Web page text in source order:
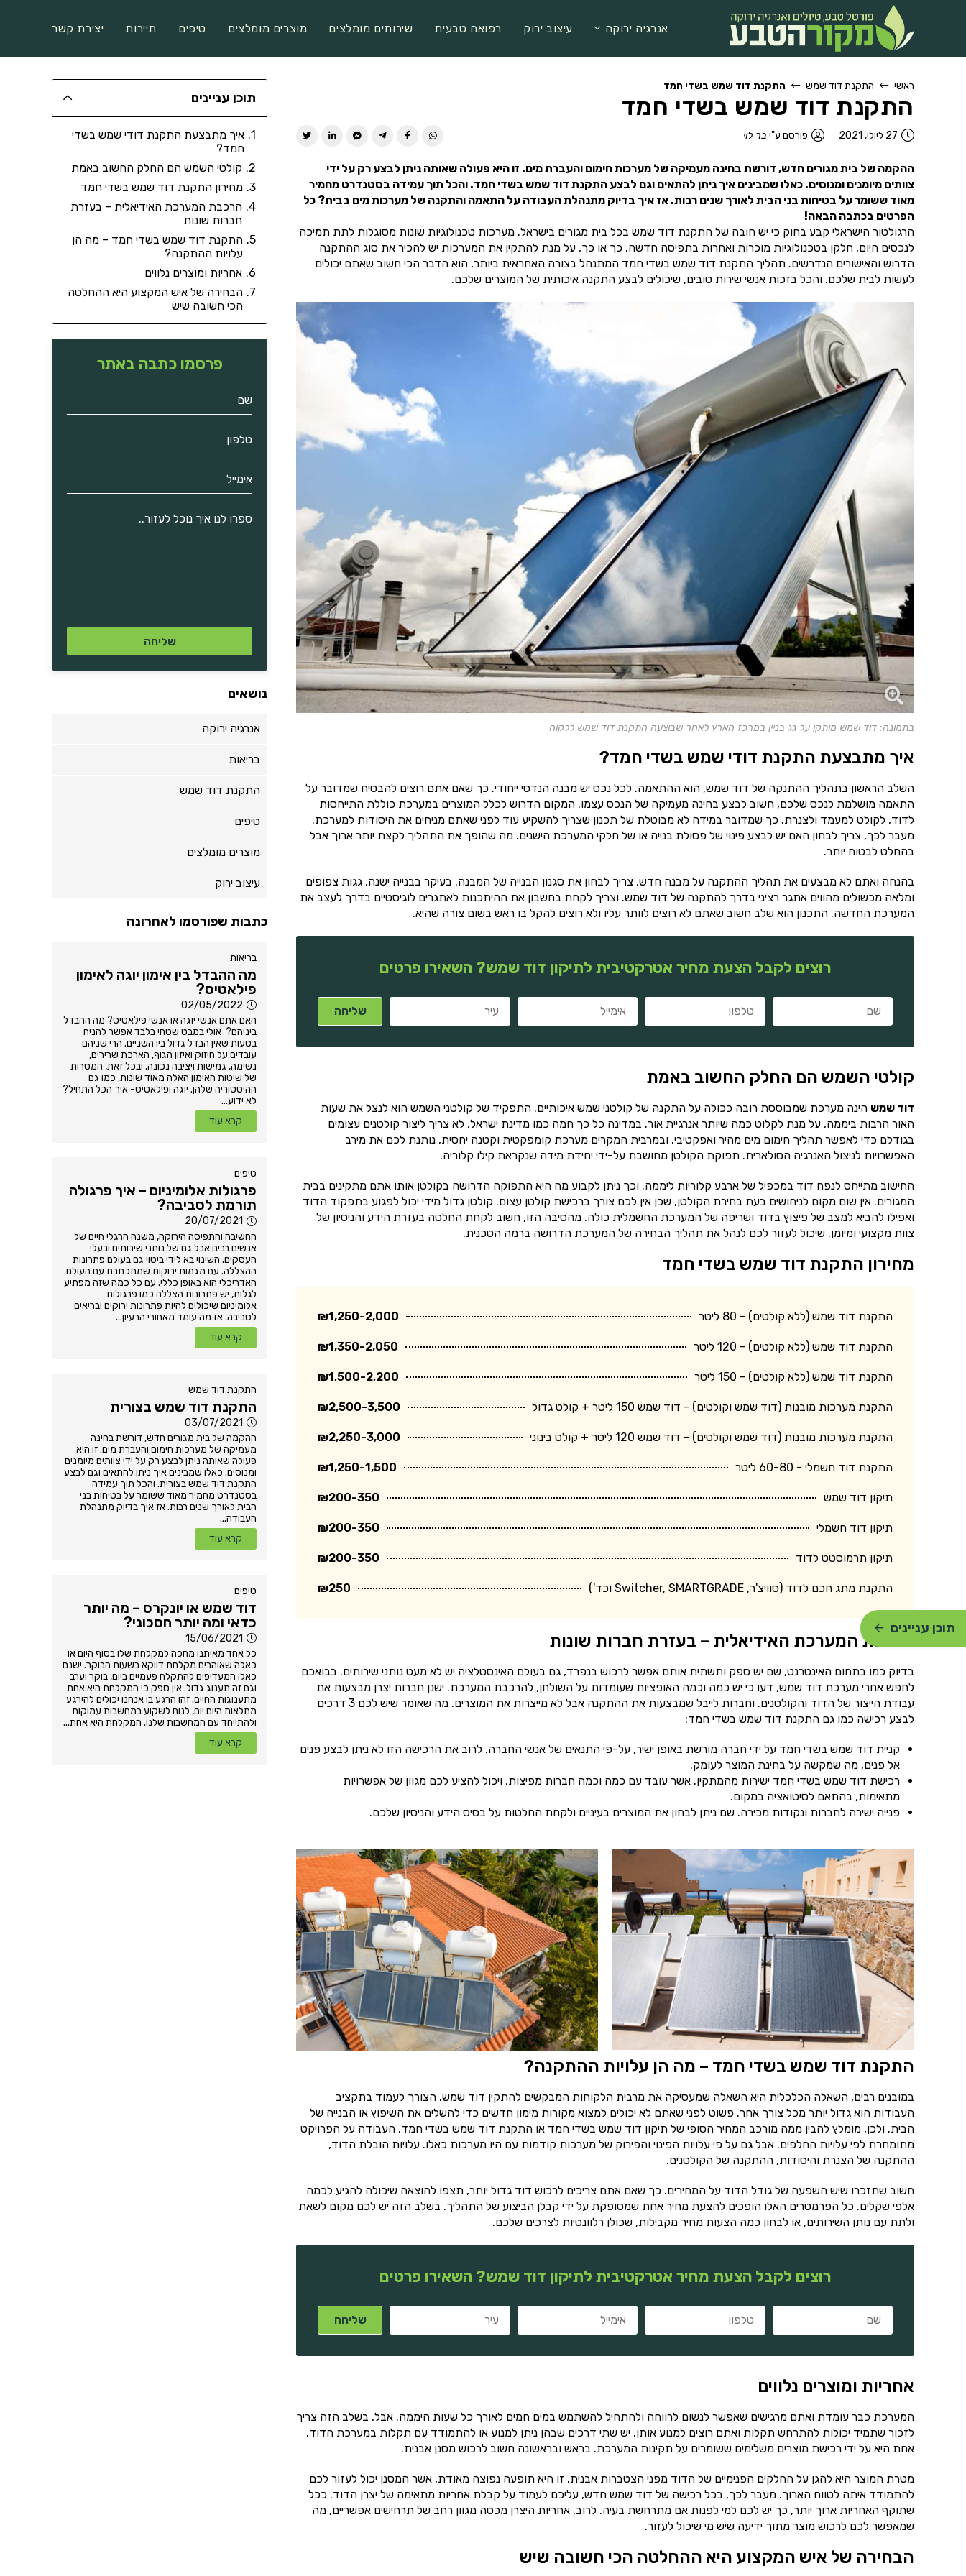
אנרגיה ירוקה עיצוב ירוק רפואה טבעית שירותים מומלצים מוצרים מומלצים טיפים תיירות יצירת קשר
ראשי התקנת דוד שמש התקנת דוד שמש בשדי חמד
התקנת דוד שמש בשדי חמד
27 ליולי, 2021 פורסם ע"י בר לוי
ההקמה של בית מגורים חדש, דורשת בחינה מעמיקה של מערכות חימום והעברת מים. זו היא פעולה שאותה ניתן לבצע רק על ידי
צוותים מיומנים ומנוסים. כאלו שמבינים איך ניתן להתאים וגם לבצע התקנת דוד שמש בשדי חמד. והכל תוך עמידה בסטנדרט מחמיר
מאוד ששומר על בטיחות בני הבית לאורך שנים רבות. אז איך בדיוק מתנהלת העבודה על התאמה והתקנה של מערכות מים בבית? כל
הפרטים בכתבה הבאה!
הרגולטור הישראלי קבע בחוק כי יש חובה של התקנת דוד שמש בכל בית מגורים בישראל. מערכות טכנולוגיות שונות מסוגלות לתת תמיכה
לנכסים היום, חלקן בטכנולוגיות מוכרות ואחרות בתפיסה חדשה. כך או כך, על מנת להתקין את המערכות יש להכיר את סוג ההתקנה
הדרוש והאישורים הנדרשים. תהליך התקנת דוד שמש בשדי חמד המתנהל בצורה האחראית ביותר, הוא הדבר הכי חשוב שאתם יכולים
לעשות לבית שלכם. והכל בזכות אנשי שירות טובים, שיכולים לבצע התקנה איכותית של המוצרים שלכם.
בתמונה: דוד שמש מותקן על גג בניין במרכז הארץ לאחר שבוצעה התקנת דוד שמש ללקוח
איך מתבצעת התקנת דודי שמש בשדי חמד?
השלב הראשון בתהליך ההתנקה של דוד שמש, הוא ההתאמה. לכל נכס יש מבנה הנדסי ייחודי. כך שאם אתם רוצים להבטיח שמדובר על
התאמה מושלמת לנכס שלכם, חשוב לבצע בחינה מעמיקה של הנכס עצמו. המקום הדרוש לכלל המוצרים במערכת כוללת התייחסות
לדוד, לקולט למעמד ולצנרת. כך שמדובר במידה לא מבוטלת של תכנון שצריך להשקיע עוד לפני שאתם מניחים את היסודות למערכת.
מעבר לכך, צריך לבחון האם יש לבצע פינוי של פסולת בנייה או של חלקי המערכת הישנים. מה שהופך את התהליך לקצת יותר ארוך אבל
בהחלט לבטוח יותר.
בהנחה ואתם לא מבצעים את תהליך ההתקנה על מבנה חדש, צריך לבחון את סגנון הבנייה של המבנה. בעיקר בבנייה ישנה, גגות צפופים
ומלאה מכשולים מהווים אתגר רציני בדרך להתקנה של דוד שמש. וצריך לקחת בחשבון את ההיתכנות לאתגרים לוגיסטיים בדרך לעצב את
המערכת החדשה. התכנון הוא שלב חשוב שאתם לא רוצים לוותר עליו ולא רוצים להקל בו ראש בשום צורה שהיא.
רוצים לקבל הצעת מחיר אטרקטיבית לתיקון דוד שמש? השאירו פרטים
קולטי השמש הם החלק החשוב באמת
דוד שמש הינה מערכת שמבוססת רובה ככולה על התקנה של קולטני שמש איכותיים. התפקיד של קולטני השמש הוא לנצל את שעות
האור הרבות ביממה, על מנת לקלוט כמה שיותר אנרגיית אור. במדינה כל כך חמה כמו מדינת ישראל, לא צריך ליצור קולטנים עצומים
בגודלם כדי לאפשר תהליך חימום מים מהיר ואפקטיבי. ובמרבית המקרים מערכת קומפקטית וקטנה יחסית, נותנת לכם את מירב
האפשרויות לניצול האנרגיה הסולארית. תפוקת הקולטן מחושבת על-ידי יחידת מידה שנקראת קילו קלוריה.
החישוב מתייחס לנפח דוד במכפיל של ארבע קלוריות ליממה. וכך ניתן לקבוע מה היא התפוקה הדרושה בקולטן אותו אתם מתקינים בבית
המגורים. אין שום מקום לניחושים בעת בחירת הקולטן, שכן אין לכם צורך ברכישת קולטן עצום. קולטן גדול מידי יכול לפגוע בתפקוד הדוד
ואפילו להביא למצב של פיצוץ בדוד ושריפה של המערכת החשמלית כולה. מהסיבה הזו, חשוב לקחת החלטה בעזרת הידע והניסיון של
צוות מקצועי ומיומן. שיכול לעזור לכם לנהל את תהליך הבחירה של המערכת הדרושה ברמה הטכנית.
מחירון התקנת דוד שמש בשדי חמד
התקנת דוד שמש (ללא קולטים) - 80 ליטר ₪1,250-2,000
התקנת דוד שמש (ללא קולטים) - 120 ליטר ₪1,350-2,050
התקנת דוד שמש (ללא קולטים) - 150 ליטר ₪1,500-2,200
התקנת מערכות מובנות (דוד שמש וקולטים) - דוד שמש 150 ליטר + קולט גדול ₪2,500-3,500
התקנת מערכות מובנות (דוד שמש וקולטים) - דוד שמש 120 ליטר + קולט בינוני ₪2,250-3,000
התקנת דוד חשמלי - 60-80 ליטר ₪1,250-1,500
תיקון דוד שמש ₪200-350
תיקון דוד חשמלי ₪200-350
תיקון תרמוסטט לדוד ₪200-350
התקנת מתג חכם לדוד (סוויצ'ר, Switcher, SMARTGRADE וכד') ₪250
הרכבת המערכת האידיאלית – בעזרת חברות שונות
בדיוק כמו בתחום האינטרנט, שם יש ספק ותשתית אותם אפשר לרכוש בנפרד, גם בעולם האינסטלציה יש לא מעט נותני שירותים. בבואכם
לחפש אחרי מערכת דוד שמש, דעו כי יש כמה וכמה האופציות שעומדות על השולחן, להרכבת המערכת. ישנן חברות יצרן מבצעות את
עבודת הייצור של הדוד והקולטנים. וחברות לייבל שמבצעות את ההתקנה אבל לא מייצרות את המוצרים. מה שאומר שיש לכם 3 דרכים
לבצע רכישה כמו גם התקנת דוד שמש בשדי חמד:
קניית דוד שמש בשדי חמד על ידי חברה מורשת באופן ישיר, על-פי התנאים של אנשי החברה. לרוב את הרכישה הזו לא ניתן לבצע פנים
אל פנים, מה שמקשה על בחינת המוצר לעומק.
רכישת דוד שמש בשדי חמד ישירות מהמתקין. אשר עובד עם כמה וכמה חברות מפיצות, ויכול להציע לכם מגוון של אפשרויות
מתאימות, בהתאם לסיטואציה במקום.
פנייה ישירה לחברות ונקודות מכירה. שם ניתן לבחון את המוצרים בעיניים ולקחת החלטות על בסיס הידע והניסיון שלכם.
התקנת דוד שמש בשדי חמד – מה הן עלויות ההתקנה?
במובנים רבים, השאלה הכלכלית היא השאלה שמעסיקה את מרבית הלקוחות המבקשים להתקין דוד שמש. הצורך לעמוד בתקציב
העבודות הוא גדול יותר מכל צורך אחר. פשוט לפני שאתם לא יכולים למצוא מקורות מימון חדשים כדי להשלים את השיפוץ או הבנייה של
הבית. ולכן, מומלץ להבין ממה מורכב המחיר הסופי של תיקון דוד שמש בשדי חמד או התקנת דוד שמש בשדי חמד. העבודה על הפרויקט
מתומחרת לפי עלויות החלפים. אבל גם על פי עלויות הפינוי והפירוק של מערכות קודמות עם היו מערכות כאלו. עלויות הובלת הדוד,
ההתקנה של הצנרת והיסודות, ההתקנה של הקולטנים.
חשוב שתזכרו שיש השפעה של גודל הדוד על המחירים. כך שאם אתם צריכים לרכוש דוד גדול יותר, תצפו להוצאה שיכולה להגיע לכמה
אלפי שקלים. כל הפרמטרים האלו הופכים להצעת מחיר אחת שמסופקת על ידי קבלן הביצוע של התהליך. בשלב הזה יש לכם מקום לשאת
ולתת עם נותן השירותים, או לבחון כמה הצעות מחיר מקבילות, שכולן רלוונטיות לצרכים שלכם.
רוצים לקבל הצעת מחיר אטרקטיבית לתיקון דוד שמש? השאירו פרטים
אחריות ומוצרים נלווים
המערכת כבר עומדת ואתם מרגישים שאפשר לנשום לרווחה ולהתחיל להשתמש במים חמים לאורך כל שעות היממה. אבל, בשלב הזה צריך
לזכור שתמיד יכולות להתרחש תקלות ואתם רוצים למנוע אותן. יש שתי דרכים שבהן ניתן למנוע או להתמודד עם תקלות במערכת הדוד.
אחת היא על ידי רכישת מוצרים משלימים ששומרים על תקינות המערכת. בראש ובראשונה חשוב לרכוש מסנן אבנית.
מטרת המוצר היא להגן על החלקים הפנימיים של הדוד מפני הצטברות אבנית. זו היא תופעה נפוצה מאודת, אשר המסנן יכול לעזור לכם
להתמודד איתה לטווח הארוך. מעבר לכך, בכל רכישה של דוד שמש חדש, עליכם לעמוד על קבלת אחריות מתאימה של יצרן הדוד. ככל
שתוקף האחריות ארוך יותר, כך יש לכם למי לפנות אם מתרחשת בעיה. לרוב, אחריות היצרן מכסה מגוון רחב של תרחישים אפשריים, מה
שמאפשר לכם לרכוש מוצר מתוך ידיעה שיש מי שיכול לעזור.
הבחירה של איש המקצוע היא ההחלטה הכי חשובה שיש
תוכן עניינים
איך מתבצעת התקנת דודי שמש בשדי
חמד?
קולטי השמש הם החלק החשוב באמת
מחירון התקנת דוד שמש בשדי חמד
הרכבת המערכת האידיאלית – בעזרת
חברות שונות
התקנת דוד שמש בשדי חמד – מה הן
עלויות ההתקנה?
אחריות ומוצרים נלווים
הבחירה של איש המקצוע היא ההחלטה
הכי חשובה שיש
פרסמו כתבה באתר
נושאים
אנרגיה ירוקה
בריאות
התקנת דוד שמש
טיפים
מוצרים מומלצים
עיצוב ירוק
כתבות שפורסמו לאחרונה
בריאות
מה ההבדל בין אימון יוגה לאימון
פילאטיס?
02/05/2022
האם אתם אנשי יוגה או אנשי פילאטיס? מה ההבדל
ביניהם? אולי במבט שטחי בלבד אפשר להניח
בטעות שאין הבדל גדול ביו השניים. הרי שניהם
עובדים על חיזוק ואיזון הגוף, הארכת שרירים,
נשימה, גמישות ויציבה נכונה. ובכל זאת, המטרות
של שיטות האימון האלה מאוד שונות, כמו גם
ההיסטוריה שלהן. יוגה ופילאטיס- איך הכל התחיל?
לא ידוע...
קרא עוד
טיפים
פרגולות אלומיניום – איך פרגולה
תורמת לסביבה?
20/07/2021
החשיבה והתפיסה הירוקה, משנה הרגלי חיים של
אנשים רבים אבל גם של נותני שירותים ובעלי
העסקים. השינוי בא לידי ביטוי גם בעולם פתרונות
ההצללה. עם מגמות ירוקות שמתכתבת עם העולם
האדריכלי הוא באופן כללי. עם כל כמה שזה מפתיע
לגלות, יש פתרונות הצללה כמו פרגולות
אלומיניום שיכולים להיות פתרונות ירוקים ובריאים
לסביבה. אז מה עומד מאחורי הרעיון...
קרא עוד
התקנת דוד שמש
התקנת דוד שמש בצורית
03/07/2021
ההקמה של בית מגורים חדש, דורשת בחינה
מעמיקה של מערכות חימום והעברת מים. זו היא
פעולה שאותה ניתן לבצע רק על ידי צוותים מיומנים
ומנוסים. כאלו שמבינים איך ניתן להתאים וגם לבצע
התקנת דוד שמש בצורית. והכל תוך עמידה
בסטנדרט מחמיר מאוד ששומר על בטיחות בני
הבית לאורך שנים רבות. אז איך בדיוק מתנהלת
העבודה...
קרא עוד
טיפים
דוד שמש או יונקרס – מה יותר
כדאי ומה יותר חסכוני?
15/06/2021
כל אחד מאיתנו מחכה למקלחת שלו בסוף היום או
כאלה שאוהבים מקלחת דווקא בשעות הבוקר. ישנם
כאלו המעדיפים להתקלח פעמיים ביום, בוקר וערב
וגם זה תענוג גדול. אין ספק כי המקלחת היא אחת
מתענוגות החיים. זהו הרגע בו אנחנו יכולים להירגע
מתלאות היום יום, לנוח לשקוע במחשבות עמוקות
ולהתייחד עם המחשבות שלנו. המקלחת היא אחת...
קרא עוד
תוכן עניינים